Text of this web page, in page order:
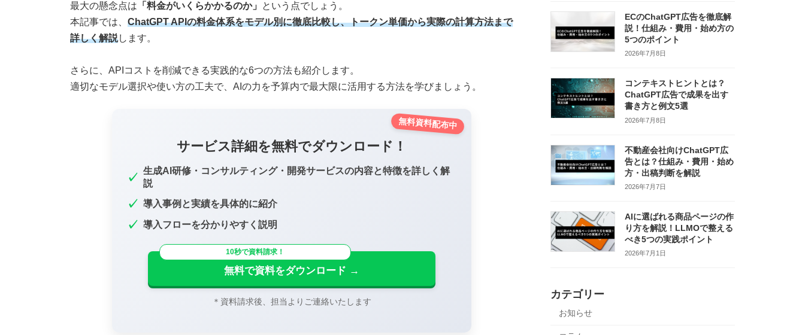
最大の懸念点は 「料金がいくらかかるのか」
という点でしょう。
本記事では、 ChatGPT APIの料金体系をモデル別に徹底比較し、トークン単価から実際の計算方法まで
詳しく解説します。
さらに、APIコストを削減できる実践的な6つの方法も紹介します。
適切なモデル選択や使い方の工夫で、AIの力を予算内で最大限に活用する方法を学びましょう。
無料資料配布中
サービス詳細を無料でダウンロード！
✓ 生成AI研修・コンサルティング・開発サービスの内容と特徴を詳しく解
説
✓ 導入事例と実績を具体的に紹介
✓ 導入フローを分かりやすく説明
10秒で資料請求！
無料で資料をダウンロード →
＊資料請求後、担当よりご連絡いたします
ECのChatGPT広告を徹底解
説！仕組み・費用・始め方の
5つのポイント
2026年7月8日
コンテキストヒントとは？
ChatGPT広告で成果を出す
書き方と例文5選
2026年7月8日
不動産会社向けChatGPT広
告とは？仕組み・費用・始め
方・出稿判断を解説
2026年7月7日
AIに選ばれる商品ページの作
り方を解説！LLMOで整える
べき5つの実践ポイント
2026年7月1日
カテゴリー
お知らせ